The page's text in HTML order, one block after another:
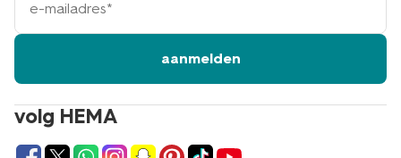
volg HEMA
mailadres
aanmelden